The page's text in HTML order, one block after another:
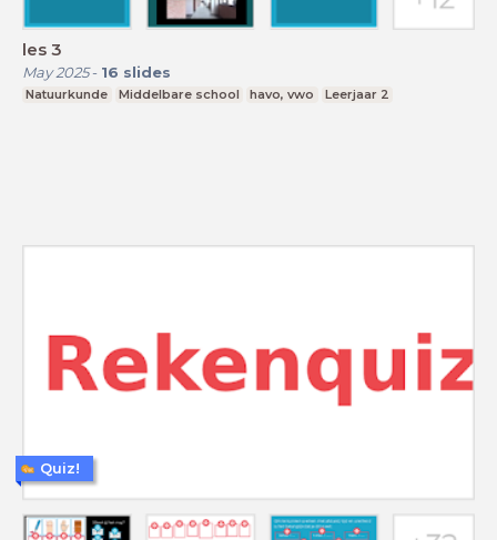
les 3
May 2025- 16 slides
Natuurkunde Middelbare school havo, vwo Leerjaar 2
Quiz!